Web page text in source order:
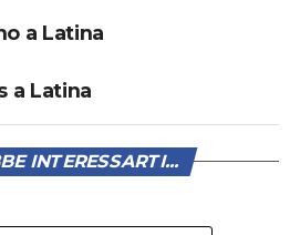
a Latina
a Latina
INTERESSARTI...